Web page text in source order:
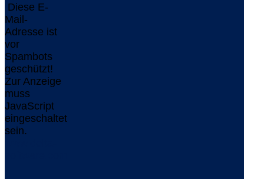
Diese E-
Mail-
Adresse ist
vor
Spambots
geschützt!
Zur Anzeige
muss
JavaScript
eingeschaltet
sein.